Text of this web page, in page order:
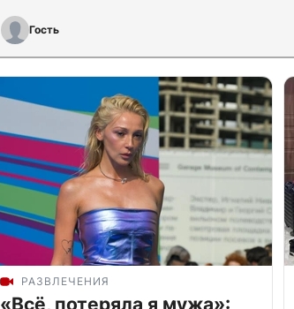
Гость
РАЗВЛЕЧЕНИЯ
«Всё, потеряла я мужа»: